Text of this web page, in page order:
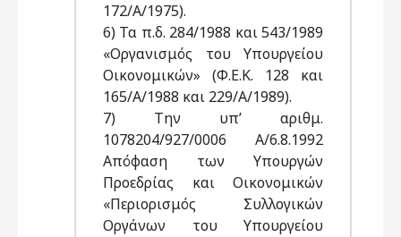
172/Α/1975).
6) Τα π.δ. 284/1988 και 543/1989
«Οργανισμός του Υπουργείου
Οικονομικών» (Φ.Ε.Κ. 128 και
165/Α/1988 και 229/Α/1989).
7) Την υπ’ αριθμ.
1078204/927/0006 Α/6.8.1992
Απόφαση των Υπουργών
Προεδρίας και Οικονομικών
«Περιορισμός Συλλογικών
Οργάνων του Υπουργείου